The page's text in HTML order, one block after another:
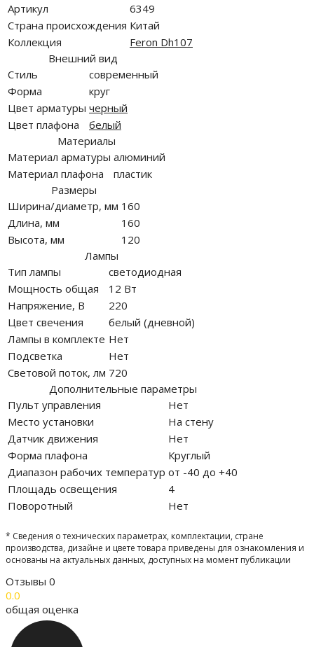
Артикул
6349
Страна происхождения Китай
Коллекция
Feron Dh107
Внешний вид
Стиль
современный
Форма
круг
Цвет арматуры черный
Цвет плафона
белый
Материалы
Материал арматуры алюминий
Материал плафона
пластик
Размеры
Ширина/диаметр, мм 160
Длина, мм
160
Высота, мм
120
Лампы
Тип лампы
светодиодная
Мощность общая
12 Вт
Напряжение, В
220
Цвет свечения
белый (дневной)
Лампы в комплекте Нет
Подсветка
Нет
Световой поток, лм 720
Дополнительные параметры
Пульт управления
Нет
Место установки
На стену
Датчик движения
Нет
Форма плафона
Круглый
Диапазон рабочих температур от -40 до +40
Площадь освещения
4
Поворотный
Нет
* Сведения о технических параметрах, комплектации, стране
производства, дизайне и цвете товара приведены для ознакомления и
основаны на актуальных данных, доступных на момент публикации
Отзывы 0
0.0
общая оценка